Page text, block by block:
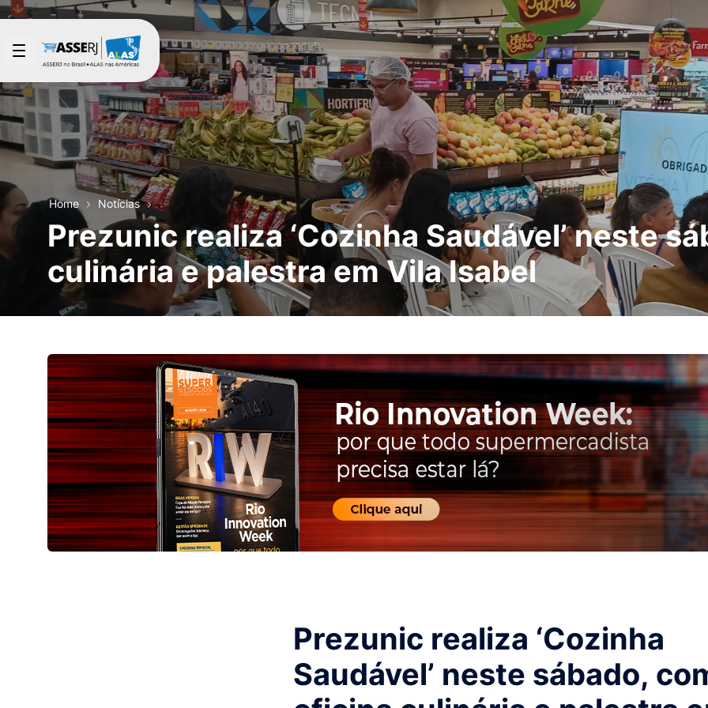
Pular para o Conteúdo principal
Home Notícias
Prezunic realiza ‘Cozinha Saudável’ neste
culinária e palestra em Vila Isabel
Prezunic realiza ‘Cozinha
Saudável’ neste sábado,